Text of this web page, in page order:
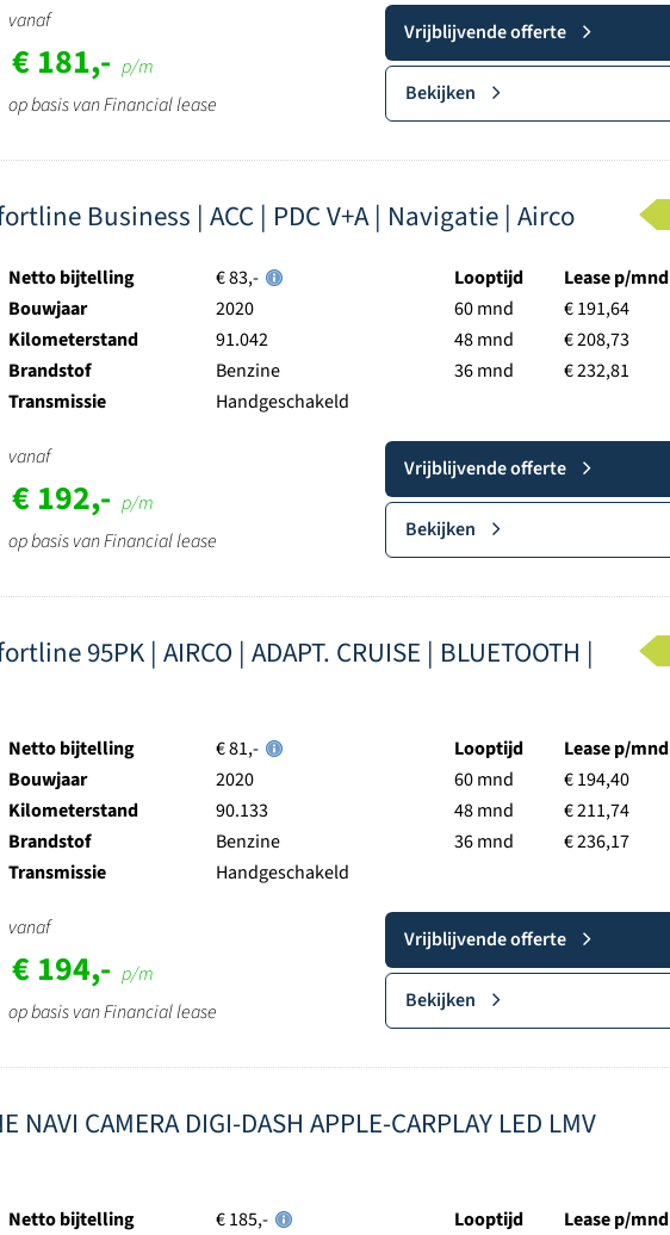
vanaf
€ 181,- p/m
op basis van Financial lease
Vrijblijvende offerte
Bekijken
Business | ACC | PDC V+A | Navigatie | Airco
Netto bijtelling
€ 83,-
Bouwjaar
2020
Kilometerstand
91.042
Brandstof
Benzine
Transmissie
Handgeschakeld
Looptijd
60 mnd
48 mnd
36 mnd
Lease p/mnd
€ 191,64
€ 208,73
€ 232,81
vanaf
€ 192,- p/m
op basis van Financial lease
Vrijblijvende offerte
Bekijken
95PK | AIRCO | ADAPT. CRUISE | BLUETOOTH |
Netto bijtelling
€ 81,-
Bouwjaar
2020
Kilometerstand
90.133
Brandstof
Benzine
Transmissie
Handgeschakeld
Looptijd
60 mnd
48 mnd
36 mnd
Lease p/mnd
€ 194,40
€ 211,74
€ 236,17
vanaf
€ 194,- p/m
op basis van Financial lease
Vrijblijvende offerte
Bekijken
NAVI CAMERA DIGI-DASH APPLE-CARPLAY LED LMV
Netto bijtelling
€ 185,-
Looptijd
Lease p/mnd